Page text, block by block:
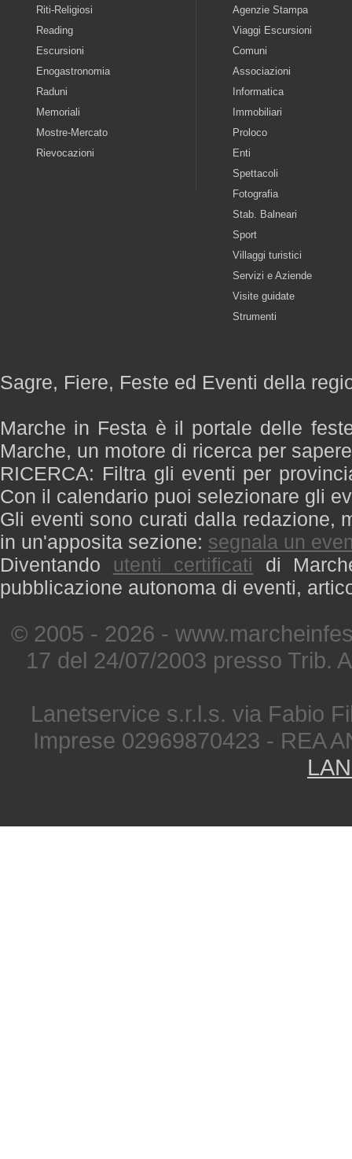
Riti-Religiosi
Reading
Escursioni
Enogastronomia
Raduni
Memoriali
Mostre-Mercato
Rievocazioni
Agenzie Stampa
Viaggi Escursioni
Comuni
Associazioni
Informatica
Immobiliari
Proloco
Enti
Spettacoli
Fotografia
Stab. Balneari
Sport
Villaggi turistici
Servizi e Aziende
Visite guidate
Strumenti
Sagre, Fiere, Feste ed Eventi della
Marche in Festa è il portale delle
Marche, un motore di ricerca per
RICERCA: Filtra gli eventi per
Con il calendario puoi selezionare gli
Gli eventi sono curati dalla redazione,
in un'apposita sezione: segnala un
Diventando utenti certificati di
pubblicazione autonoma di eventi,
© 2005 - 2026 -
17 del 24/07/2003 presso Trib.
Lanetservice s.r.l.s. via Fabio
Imprese 02969870423 - REA